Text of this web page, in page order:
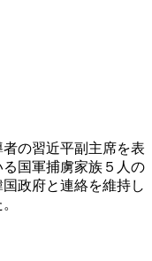
の習近平副主席を表
国軍捕虜家族５人の
政府と連絡を維持し